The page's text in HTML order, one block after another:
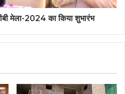
मेला-2024 का किया शुभारंभ